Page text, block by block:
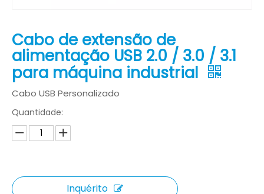
Cabo de extensão de
alimentação USB 2.0 / 3.0 / 3.1
para máquina industrial
Cabo USB Personalizado
Quantidade:
Inquérito